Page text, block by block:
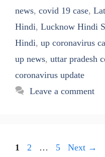
news, covid 19 case,
Hindi, Lucknow Hindi
Hindi, up coronavirus
up news, uttar pradesh
coronavirus update
Leave a comment
Page
1 Page
2 … Page
5 Next →